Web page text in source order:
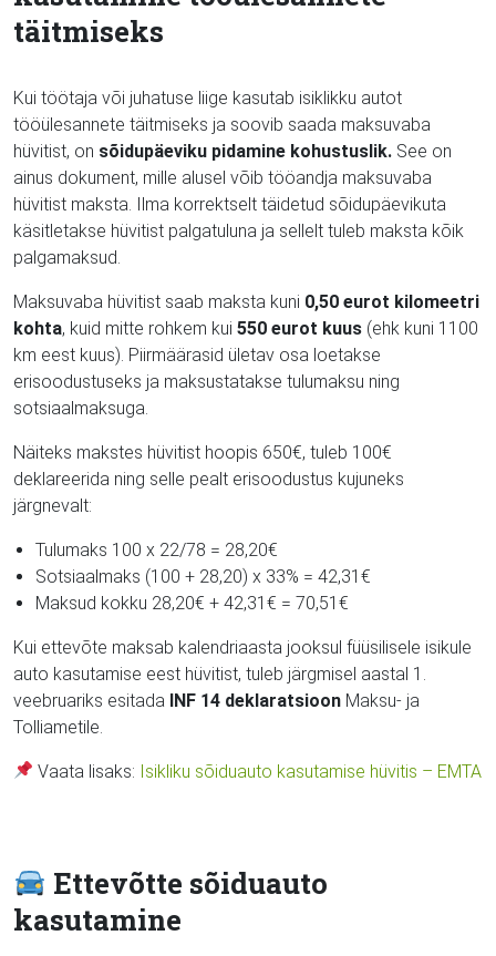
täitmiseks
Kui töötaja või juhatuse liige kasutab isiklikku autot
tööülesannete täitmiseks ja soovib saada maksuvaba
hüvitist, on sõidupäeviku pidamine kohustuslik. See on
ainus dokument, mille alusel võib tööandja maksuvaba
hüvitist maksta. Ilma korrektselt täidetud sõidupäevikuta
käsitletakse hüvitist palgatuluna ja sellelt tuleb maksta kõik
palgamaksud.
Maksuvaba hüvitist saab maksta kuni 0,50 eurot kilomeetri
kohta, kuid mitte rohkem kui 550 eurot kuus (ehk kuni 1100
km eest kuus). Piirmäärasid ületav osa loetakse
erisoodustuseks ja maksustatakse tulumaksu ning
sotsiaalmaksuga.
Näiteks makstes hüvitist hoopis 650€, tuleb 100€
deklareerida ning selle pealt erisoodustus kujuneks
järgnevalt:
Tulumaks 100 x 22/78 = 28,20€
Sotsiaalmaks (100 + 28,20) x 33% = 42,31€
Maksud kokku 28,20€ + 42,31€ = 70,51€
Kui ettevõte maksab kalendriaasta jooksul füüsilisele isikule
auto kasutamise eest hüvitist, tuleb järgmisel aastal 1.
veebruariks esitada INF 14 deklaratsioon Maksu- ja
Tolliametile.
Vaata lisaks: Isikliku sõiduauto kasutamise hüvitis – EMTA
Ettevõtte sõiduauto
kasutamine